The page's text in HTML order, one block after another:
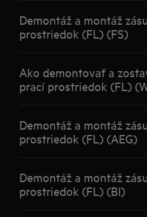
Demontáž a montáž
prostriedok (FL) (FS)
Ako demontovať a
prací prostriedok (FL)
Demontáž a montáž
prostriedok (FL) (AEG)
Demontáž a montáž
prostriedok (FL) (BI)